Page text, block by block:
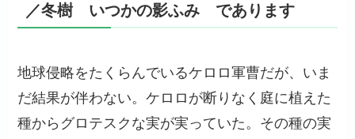
／冬樹 いつかの影ふみ であります
地球侵略をたくらんでいるケロロ軍曹だが、いま
だ結果が伴わない。ケロロが断りなく庭に植えた
種からグロテスクな実が実っていた。その種の実